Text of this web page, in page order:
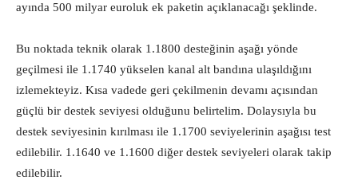
ayında 500 milyar euroluk ek paketin açıklanacağı şeklinde.
Bu noktada teknik olarak 1.1800 desteğinin aşağı yönde
geçilmesi ile 1.1740 yükselen kanal alt bandına ulaşıldığını
izlemekteyiz. Kısa vadede geri çekilmenin devamı açısından
güçlü bir destek seviyesi olduğunu belirtelim. Dolaysıyla bu
destek seviyesinin kırılması ile 1.1700 seviyelerinin aşağısı test
edilebilir. 1.1640 ve 1.1600 diğer destek seviyeleri olarak takip
edilebilir.